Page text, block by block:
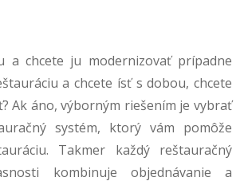
a chcete ju modernizovať prípadne
a chcete ísť s dobou, chcete
Ak áno, výborným riešením je vybrať
systém, ktorý vám pomôže
Takmer každý reštauračný
kombinuje objednávanie a